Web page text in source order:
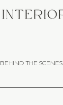
BEHIND THE SCENES